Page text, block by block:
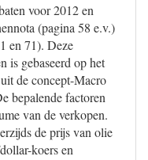
voor 2012 en
(pagina 58 e.v.)
en 71). Deze
is gebaseerd op het
de concept-Macro
bepalende factoren
van de verkopen.
de prijs van olie
koers en